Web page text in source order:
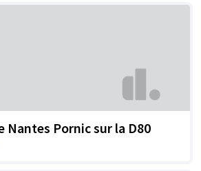
Nantes Pornic sur la D80